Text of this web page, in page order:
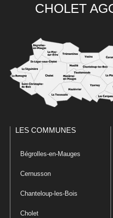
CHOLET
LES COMMUNES
Bégrolles-en-Mauges
Cernusson
Chanteloup-les-Bois
Cholet